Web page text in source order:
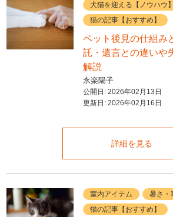
犬猫を迎える【ノウハウ】
猫の記事【おすすめ】
ペット後見の仕組み
託・遺言との違いや
解説
永楽陽子
公開日: 2026年02月13日
更新日: 2026年02月16日
詳細を見る
室内アイテム
暑さ・
猫の記事【おすすめ】